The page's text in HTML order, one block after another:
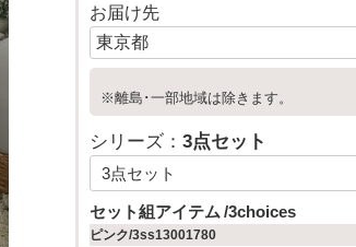
お届け先
※離島･一部地域は除きます。
シリーズ： 3点セット
セット組アイテム 3choices
ピンク/3ss13001780